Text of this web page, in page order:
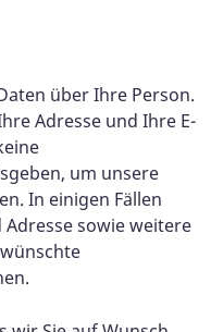
über Ihre Person.
Adresse und Ihre E-
um unsere
In einigen Fällen
sowie weitere